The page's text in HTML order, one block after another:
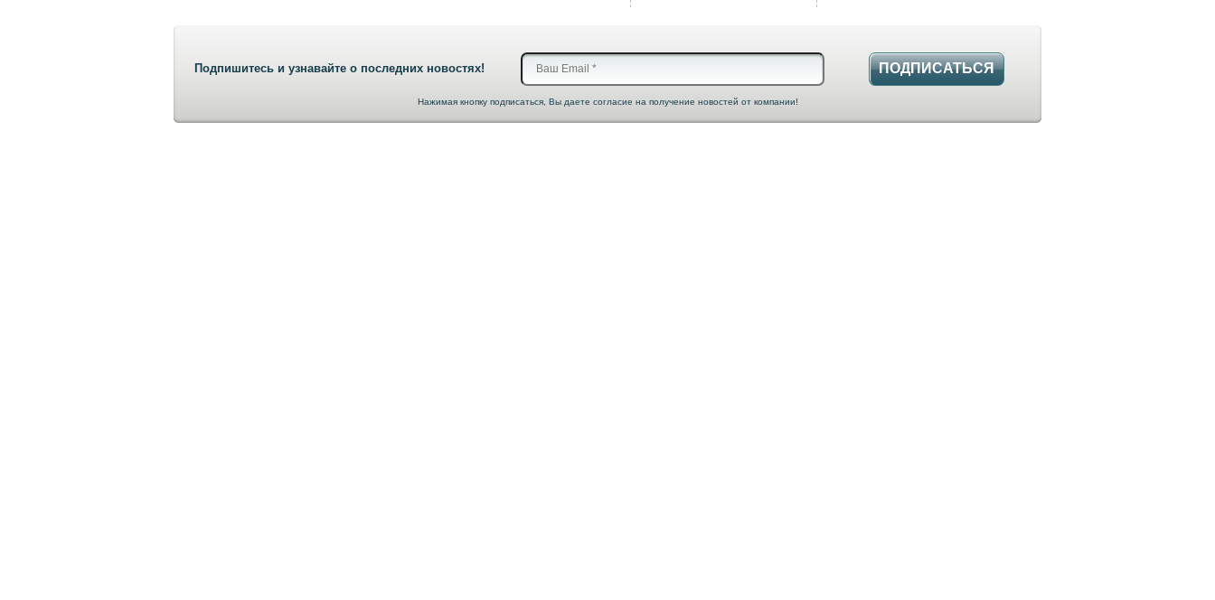
Подпишитесь и узнавайте о последних новостях! ПОДПИСАТЬСЯ
Нажимая кнопку подписаться, Вы даете согласие на получение новостей от компании!